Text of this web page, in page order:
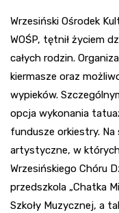
Wrzesiński Ośrodek
WOŚP, tętnił życiem
całych rodzin.
kiermasze oraz
wypieków.
opcja wykonania
fundusze orkiestry.
artystyczne, w
Wrzesińskiego Chóru
przedszkola „Chatka
Szkoły Muzycznej, a